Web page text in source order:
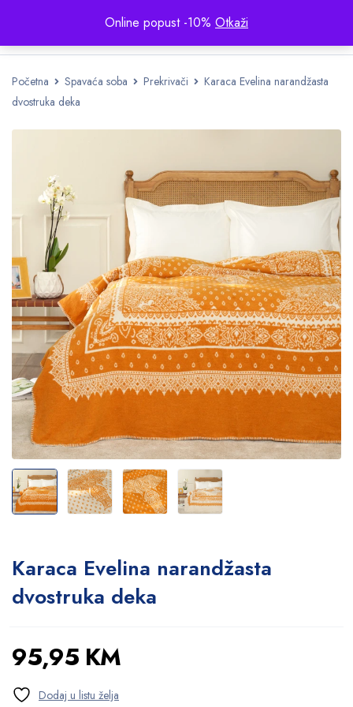
Online popust -10% Otkaži
Početna Spavaća soba Prekrivači
Karaca Evelina narandžasta
dvostruka deka
Karaca Evelina narandžasta
dvostruka deka
95,95 KM